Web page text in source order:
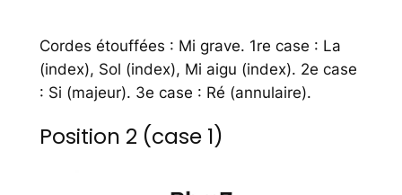
Cordes étouffées : Mi grave. 1re case : La
(index), Sol (index), Mi aigu (index). 2e case
: Si (majeur). 3e case : Ré (annulaire).
Position 2 (case 1)